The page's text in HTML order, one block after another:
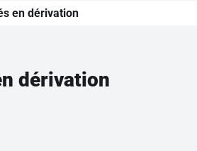
en dérivation
dérivation